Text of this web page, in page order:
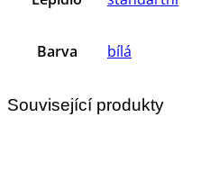
Barva bílá
Související produkty